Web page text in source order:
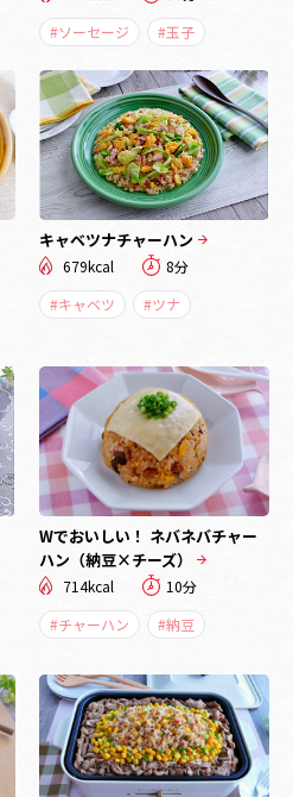
#ソーセージ
#玉子
キャベツナチャーハン
679kcal
8分
#キャベツ
#ツナ
Wでおいしい！ ネバネバチャー
ハン（納豆×チーズ）
714kcal
10分
#チャーハン
#納豆